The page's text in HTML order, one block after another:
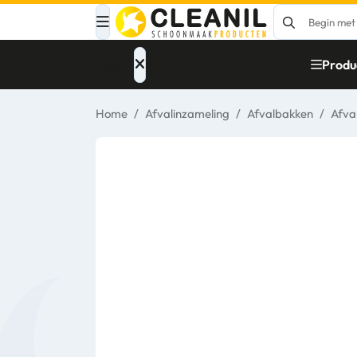
Home / Afvalinzameling / Afvalbakken /